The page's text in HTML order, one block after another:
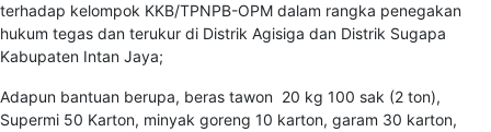
terhadap kelompok KKB/TPNPB-OPM dalam rangka penegakan
hukum tegas dan terukur di Distrik Agisiga dan Distrik Sugapa
Kabupaten Intan Jaya;
Adapun bantuan berupa, beras tawon 20 kg 100 sak (2 ton),
Supermi 50 Karton, minyak goreng 10 karton, garam 30 karton,